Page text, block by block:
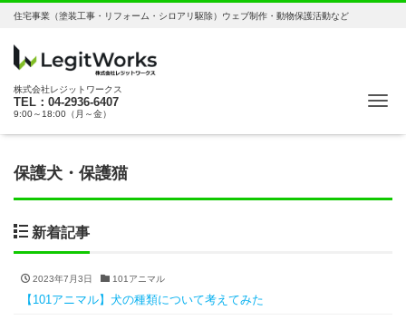
住宅事業（塗装工事・リフォーム・シロアリ駆除）ウェブ制作・動物保護活動など
株式会社レジットワークス
TEL：04-2936-6407
9:00～18:00（月～金）
ナ
保護犬・保護猫
新着記事
2023年7月3日 101アニマル
【101アニマル】犬の種類について考えてみた